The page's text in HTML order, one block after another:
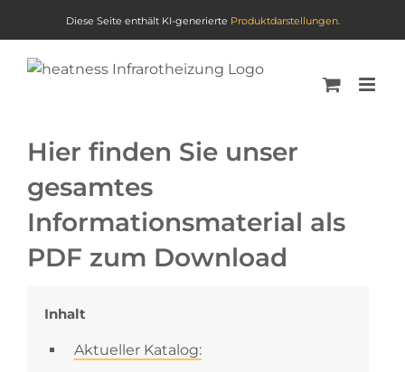
Diese Seite enthält KI-generierte Produktdarstellungen.
Hier finden Sie unser
gesamtes
Informationsmaterial als
PDF zum Download
Inhalt
Aktueller Katalog: